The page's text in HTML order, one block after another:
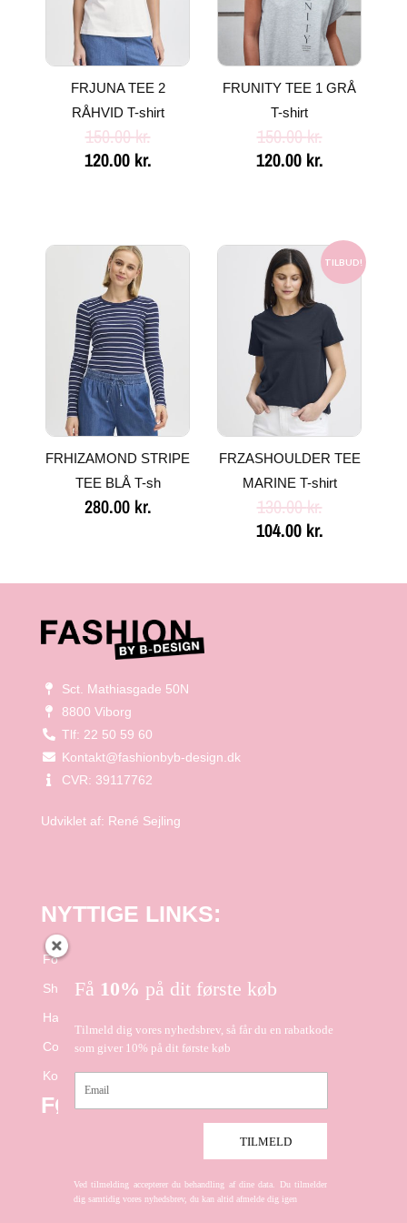
FRJUNA TEE 2
RÅHVID T-shirt
150.00kr.
120.00 kr.
FRUNITY TEE 1 GRÅ
T-shirt
150.00kr.
120.00 kr.
FRHIZAMOND STRIPE
TEE BLÅ T-sh
280.00 kr.
TILBUD!
FRZASHOULDER TEE
MARINE T-shirt
130.00kr.
Den
oprindelige
pris
var:
130.00 kr..
104.00 kr.
Den
aktuelle
pris
er:
104.00 kr..
Sct. Mathiasgade 50N
8800 Viborg
Tlf: 22 50 59 60
Kontakt@fashionbyb-design.dk
CVR: 39117762
Udviklet af: René Sejling
NYTTIGE LINKS:
Forside
Shop
Handelsbetingelser
Cookie- og Privatlivspolitik
Kontakt
FØLG OS PÅ FACEBOOK
Få 10% på dit første køb
Tilmeld dig vores nyhedsbrev, så får du en rabatkode
som giver 10% på dit første køb
Ved tilmelding accepterer du behandling af dine data. Du tilmelder
dig samtidig vores nyhedsbrev, du kan altid afmelde dig igen
Email
TILMELD